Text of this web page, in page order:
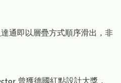
通即以層疊方式順序滑出，非